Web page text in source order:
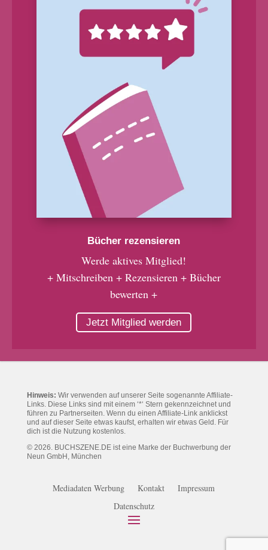
Bücher rezensieren
Werde aktives Mitglied!
+ Mitschreiben + Rezensieren + Bücher
bewerten +
Jetzt Mitglied werden
Hinweis: Wir verwenden auf unserer Seite sogenannte Affiliate-
Links. Diese Links sind mit einem ‘*‘ Stern gekennzeichnet und
führen zu Partnerseiten. Wenn du einen Affiliate-Link anklickst
und auf dieser Seite etwas kaufst, erhalten wir etwas Geld. Für
dich ist die Nutzung kostenlos.
© 2026. BUCHSZENE.DE ist eine Marke der Buchwerbung der
Neun GmbH, München
Mediadaten Werbung Kontakt
Impressum
Datenschutz